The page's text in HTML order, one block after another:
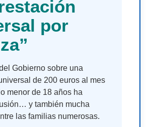
por
Gobierno sobre una
de 200 euros al mes
menor de 18 años ha
y también mucha
las familias numerosas.